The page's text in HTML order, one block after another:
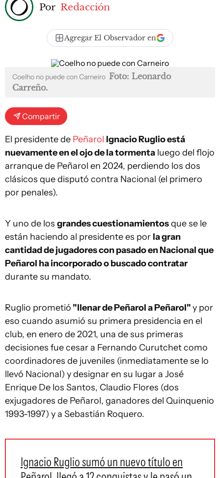
Por Redacción
Agregar El Observador en
Coelho no puede con Carneiro Foto: Leonardo
Carreño.
Compartir
El presidente de Peñarol Ignacio Ruglio está
nuevamente en el ojo de la tormenta luego del flojo
arranque de Peñarol en 2024, perdiendo los dos
clásicos que disputó contra Nacional (el primero
por penales).
Y uno de los grandes cuestionamientosque se le
están haciendo al presidente es por la gran
cantidad de jugadores con pasado en Nacional que
Peñarol ha incorporado o buscado contratar
durante su mandato.
Ruglio prometió "llenar de Peñarol a Peñarol"y por
eso cuando asumió su primera presidencia en el
club, en enero de 2021, una de sus primeras
decisiones fue cesar a Fernando Curutchet como
coordinadores de juveniles (inmediatamente se lo
llevó Nacional) y designar en su lugar a José
Enrique De los Santos, Claudio Flores (dos
exjugadores de Peñarol, ganadores del Quinquenio
1993-1997) y a Sebastián Roquero.
Ignacio Ruglio sumó un nuevo título en